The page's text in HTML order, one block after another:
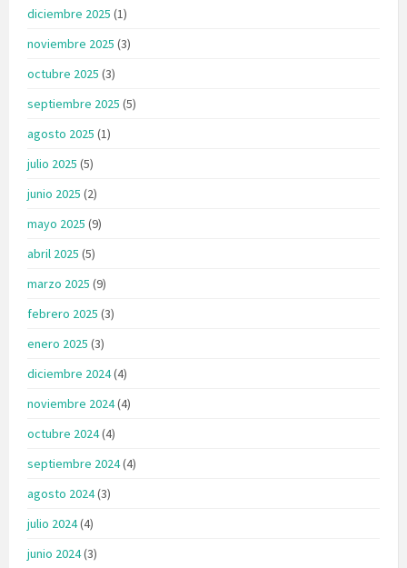
diciembre 2025 (1)
noviembre 2025 (3)
octubre 2025 (3)
septiembre 2025 (5)
agosto 2025 (1)
julio 2025 (5)
junio 2025 (2)
mayo 2025 (9)
abril 2025 (5)
marzo 2025 (9)
febrero 2025 (3)
enero 2025 (3)
diciembre 2024(4)
noviembre 2024(4)
octubre 2024(4)
septiembre 2024(4)
agosto 2024(3)
julio 2024(4)
junio 2024(3)